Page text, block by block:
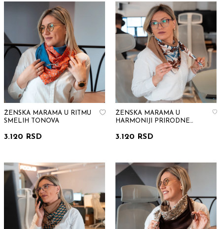
ŽENSKA MARAMA U RITMU
SMELIH TONOVA
3.120 RSD
ŽENSKA MARAMA U
HARMONIJI PRIRODNE
3.120 RSD